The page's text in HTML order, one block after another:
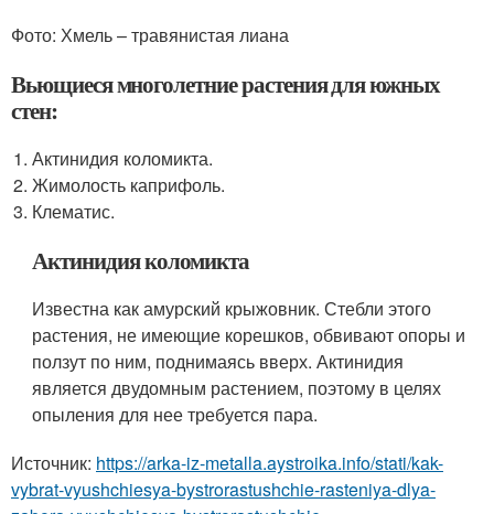
Фото: Хмель – травянистая лиана
Вьющиеся многолетние растения для южных
стен:
Актинидия коломикта.
Жимолость каприфоль.
Клематис.
Актинидия коломикта
Известна как амурский крыжовник. Стебли этого
растения, не имеющие корешков, обвивают опоры и
ползут по ним, поднимаясь вверх. Актинидия
является двудомным растением, поэтому в целях
опыления для нее требуется пара.
Источник: https://arka-iz-metalla.aystroika.info/stati/kak-
vybrat-vyushchiesya-bystrorastushchie-rasteniya-dlya-